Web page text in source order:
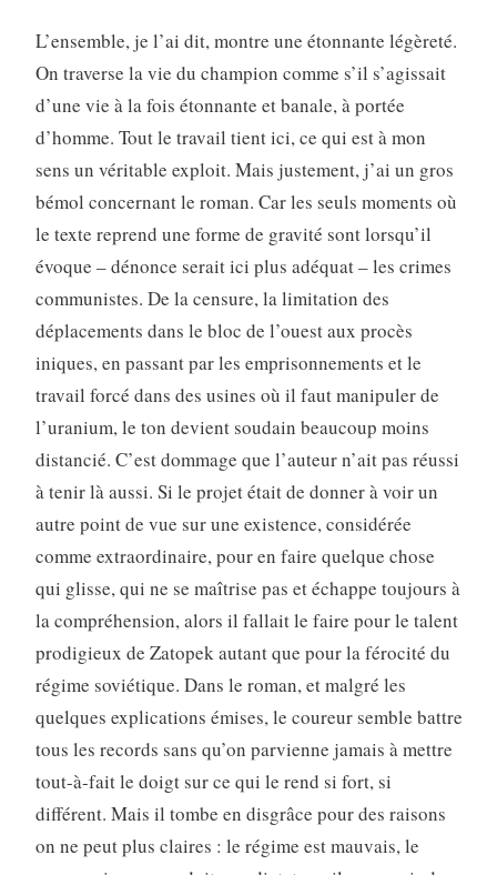
L’ensemble, je l’ai dit, montre une étonnante légèreté.
On traverse la vie du champion comme s’il s’agissait
d’une vie à la fois étonnante et banale, à portée
d’homme. Tout le travail tient ici, ce qui est à mon
sens un véritable exploit. Mais justement, j’ai un gros
bémol concernant le roman. Car les seuls moments où
le texte reprend une forme de gravité sont lorsqu’il
évoque – dénonce serait ici plus adéquat – les crimes
communistes. De la censure, la limitation des
déplacements dans le bloc de l’ouest aux procès
iniques, en passant par les emprisonnements et le
travail forcé dans des usines où il faut manipuler de
l’uranium, le ton devient soudain beaucoup moins
distancié. C’est dommage que l’auteur n’ait pas réussi
à tenir là aussi. Si le projet était de donner à voir un
autre point de vue sur une existence, considérée
comme extraordinaire, pour en faire quelque chose
qui glisse, qui ne se maîtrise pas et échappe toujours à
la compréhension, alors il fallait le faire pour le talent
prodigieux de Zatopek autant que pour la férocité du
régime soviétique. Dans le roman, et malgré les
quelques explications émises, le coureur semble battre
tous les records sans qu’on parvienne jamais à mettre
tout-à-fait le doigt sur ce qui le rend si fort, si
différent. Mais il tombe en disgrâce pour des raisons
on ne peut plus claires : le régime est mauvais, le